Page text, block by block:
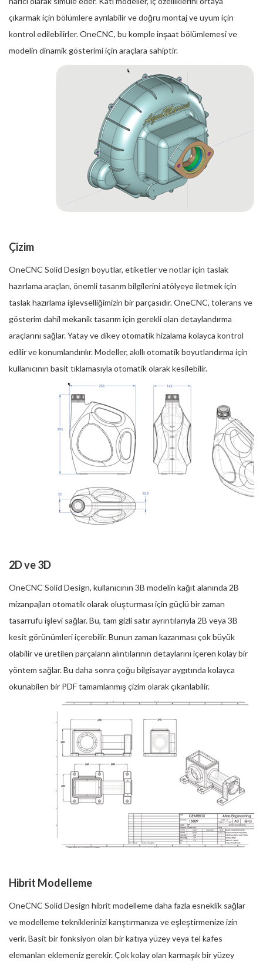
çıkarmak için bölümlere ayrılabilir ve doğru montaj ve uyum için
kontrol edilebilirler. OneCNC, bu komple inşaat bölümlemesi ve
modelin dinamik gösterimi için araçlara sahiptir.
Çizim
OneCNC Solid Design boyutlar, etiketler ve notlar için taslak
hazırlama araçları, önemli tasarım bilgilerini atölyeye iletmek için
taslak hazırlama işlevselliğimizin bir parçasıdır. OneCNC, tolerans ve
gösterim dahil mekanik tasarım için gerekli olan detaylandırma
araçlarını sağlar. Yatay ve dikey otomatik hizalama kolayca kontrol
edilir ve konumlandırılır. Modeller, akıllı otomatik boyutlandırma için
kullanıcının basit tıklamasıyla otomatik olarak kesilebilir.
2D ve 3D
OneCNC Solid Design, kullanıcının 3B modelin kağıt alanında 2B
mizanpajları otomatik olarak oluşturması için güçlü bir zaman
tasarrufu işlevi sağlar. Bu, tam gizli satır ayrıntılarıyla 2B veya 3B
kesit görünümleri içerebilir. Bunun zaman kazanması çok büyük
olabilir ve üretilen parçaların alıntılarının detaylarını içeren kolay bir
yöntem sağlar. Bu daha sonra çoğu bilgisayar aygıtında kolayca
okunabilen bir PDF tamamlanmış çizim olarak çıkarılabilir.
Hibrit Modelleme
OneCNC Solid Design hibrit modelleme daha fazla esneklik sağlar
ve modelleme tekniklerinizi karıştırmanıza ve eşleştirmenize izin
verir. Basit bir fonksiyon olan bir katıya yüzey veya tel kafes
elemanları eklemeniz gerekir. Çok kolay olan karmaşık bir yüzey